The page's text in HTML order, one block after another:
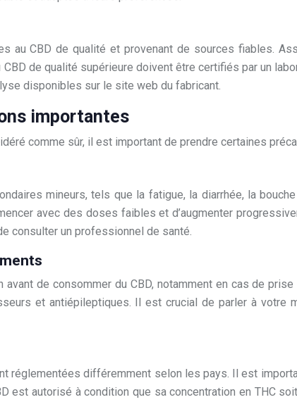
au CBD de qualité et provenant de sources fiables.
de qualité supérieure doivent être certifiés par un
disponibles sur le site web du fabricant.
importantes
comme sûr, il est important de prendre certaines
mineurs, tels que la fatigue, la diarrhée, la
avec des doses faibles et d’augmenter
consulter un professionnel de santé.
de consommer du CBD, notamment en cas de
et antiépileptiques. Il est crucial de parler à
réglementées différemment selon les pays. Il est
est autorisé à condition que sa concentration en THC